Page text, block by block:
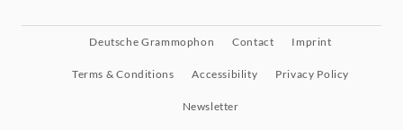
Deutsche Grammophon Contact Imprint
Terms & Conditions Accessibility Privacy Policy
Newsletter